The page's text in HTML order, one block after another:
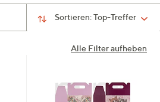
Sortieren:Top-Treffer
Alle Filter aufheben